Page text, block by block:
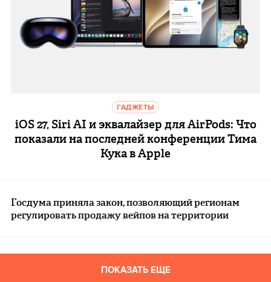
ГАДЖЕТЫ
iOS 27, Siri AI и эквалайзер для AirPods: Что
показали на последней конференции Тима
Кука в Apple
Госдума приняла закон, позволяющий регионам
регулировать продажу вейпов на территории
ПОКАЗАТЬ ЕЩЕ